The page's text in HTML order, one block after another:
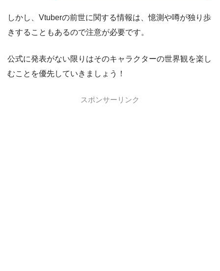
しかし、Vtuberの前世に関する情報は、憶測や噂が独り歩
きすることもあるので注意が必要です。
公式に発表がない限りはそのキャラクターの世界観を楽し
むことを優先していきましょう！
スポンサーリンク